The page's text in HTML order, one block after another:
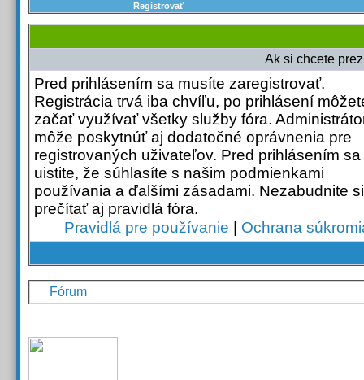
Registrovať
Ak si chcete
Pred prihlásením sa musíte zaregistrovať.
Registrácia trvá iba chvíľu, po prihlásení
začať využívať všetky služby fóra.
môže poskytnúť aj dodatočné oprávnenia pre
registrovaných uživateľov. Pred prihlásením sa
uistite, že súhlasíte s našim podmienkami
používania a ďalšími zásadami. Nezabudnite si
prečítať aj pravidlá fóra.
Pravidlá pre používanie
Ochrana
Fórum